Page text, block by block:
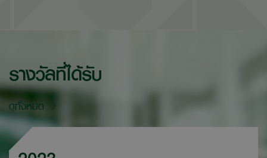
รางวัลที่ได้รับ
ดูทั้งหมด